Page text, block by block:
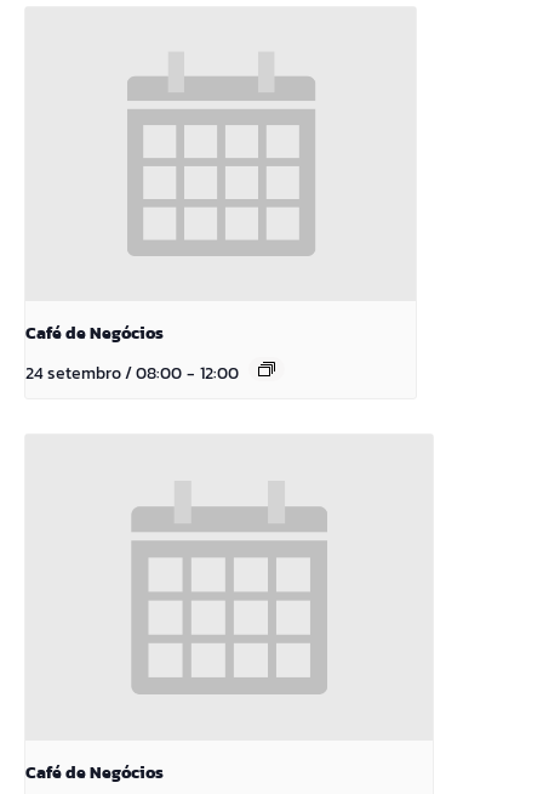
Café de Negócios
24 setembro / 08:00- 12:00
Café de Negócios